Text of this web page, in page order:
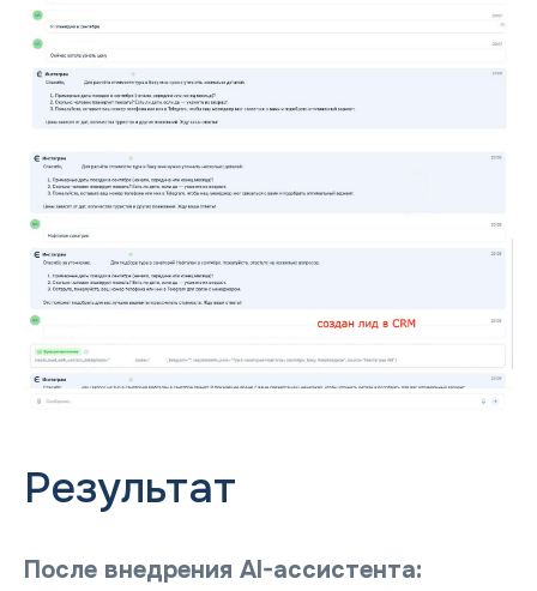
Результат
После внедрения AI-ассистента: